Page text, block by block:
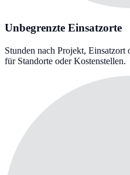
Unbegrenzte Einsatzorte
Stunden nach Projekt,
für Standorte oder Kostenstellen.